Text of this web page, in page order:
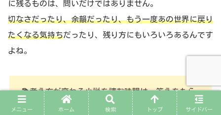
に残るものは、問いだけではありません。
切なさだったり、余韻だったり、もう一度あの世界に戻り
たくなる気持ちだったり、残り方にもいろいろあるんです
よね。
📚考え方が変わる小説を読む時間は、答えをもら
うというより、ものの見方が少しやわらぐ時間な
メニュー ホーム 検索 トップ サイドバー